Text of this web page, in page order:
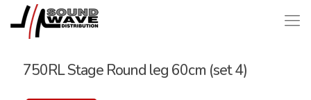
750RL Stage Round leg 60cm (set 4)